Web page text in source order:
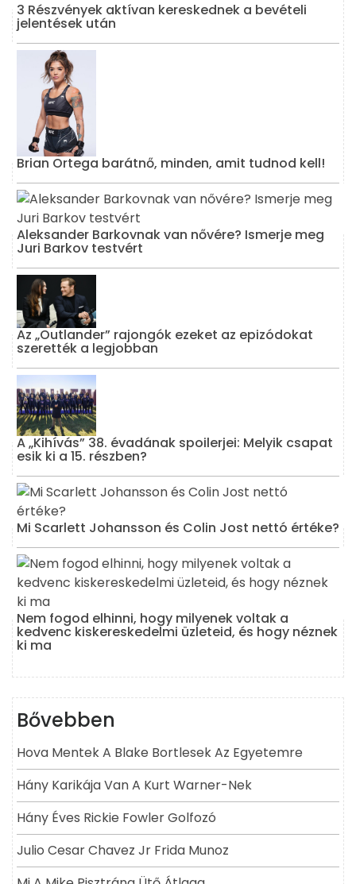
3 Részvények aktívan kereskednek a bevételi
jelentések után
Brian Ortega barátnő, minden, amit tudnod kell!
Aleksander Barkovnak van nővére? Ismerje meg
Juri Barkov testvért
Az „Outlander” rajongók ezeket az epizódokat
szerették a legjobban
A „Kihívás” 38. évadának spoilerjei: Melyik csapat
esik ki a 15. részben?
Mi Scarlett Johansson és Colin Jost nettó értéke?
Nem fogod elhinni, hogy milyenek voltak a
kedvenc kiskereskedelmi üzleteid, és hogy néznek
ki ma
Bővebben
Hova Mentek A Blake Bortlesek Az Egyetemre
Hány Karikája Van A Kurt Warner-Nek
Hány Éves Rickie Fowler Golfozó
Julio Cesar Chavez Jr Frida Munoz